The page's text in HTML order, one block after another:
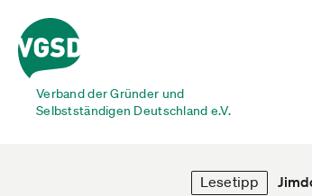
Verband der Gründer und
Selbstständigen Deutschland e.V.
Lesetipp